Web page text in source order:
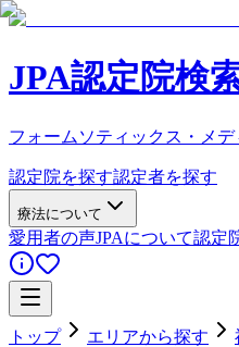
JPA認定院検
フォームソティックス・メ
認定院を探す認定者を探す
療法について
愛用者の声JPAについて認定
トップ エリアから探す